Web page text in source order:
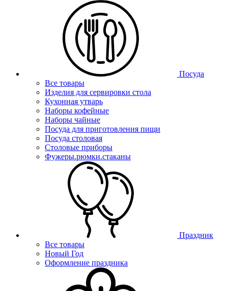
Посуда
Все товары
Изделия для сервировки стола
Кухонная утварь
Наборы кофейные
Наборы чайные
Посуда для приготовления пищи
Посуда столовая
Столовые приборы
Фужеры.рюмки.стаканы
Праздник
Все товары
Новый Год
Оформление праздника